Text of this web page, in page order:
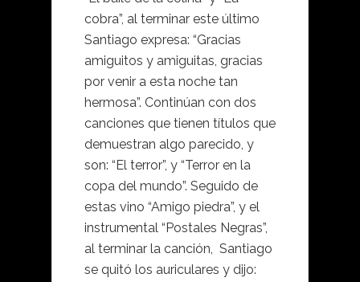
cobra”, al terminar este último
Santiago expresa: “Gracias
amiguitos y amiguitas, gracias
por venir a esta noche tan
hermosa”. Continúan con dos
canciones que tienen títulos que
demuestran algo parecido, y
son: “El terror”, y “Terror en la
copa del mundo”. Seguido de
estas vino “Amigo piedra”, y el
instrumental “Postales Negras”,
al terminar la canción, Santiago
se quitó los auriculares y dijo: